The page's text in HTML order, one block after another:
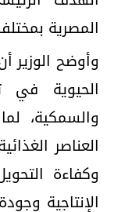
المصرية
وأوضح الوزير
الحيوية في
والسمكية،
العناصر
وكفاءة
الإنتاجية